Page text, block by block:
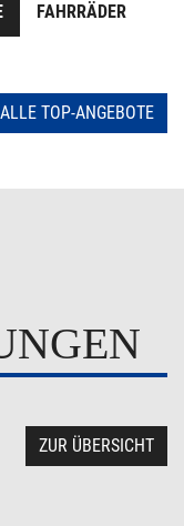
FAHRRÄDER
ALLE TOP-ANGEBOTE
ZUR ÜBERSICHT